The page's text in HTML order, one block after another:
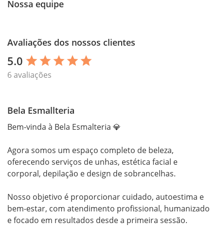
Nossa equipe
Avaliações dos nossos clientes
5.0 star star star star star
6 avaliações
Bela Esmallteria
Bem-vinda à Bela Esmalteria 💎
Agora somos um espaço completo de beleza,
oferecendo serviços de unhas, estética facial e
corporal, depilação e design de sobrancelhas.
Nosso objetivo é proporcionar cuidado, autoestima e
bem-estar, com atendimento profissional, humanizado
e focado em resultados desde a primeira sessão.